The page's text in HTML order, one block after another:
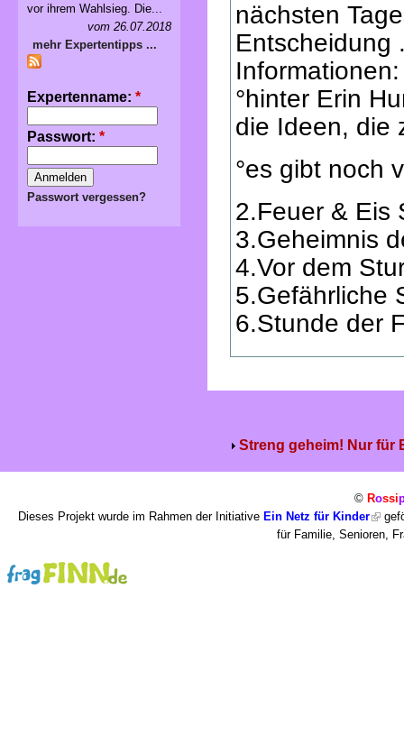
nächsten
Entscheidung
Informationen:
°hinter Erin
die Ideen, die
°es gibt noch
2.Feuer & Eis
3.Geheimnis
4.Vor dem
5.Gefährliche
6.Stunde der
Streng geheim! Nur für
vor ihrem Wahlsieg. Die...
vom 26.07.2018
mehr Expertentipps ...
Expertenname: *
Passwort: *
Passwort vergessen?
© Rossi
Dieses Projekt wurde im Rahmen der Initiative Ein Netz für Kinder
für Familie, Senioren,